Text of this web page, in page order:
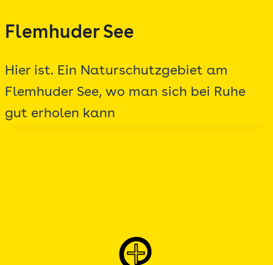
Inhalt
Flemhuder See
Hier ist. Ein Naturschutzgebiet am
Flemhuder See, wo man sich bei Ruhe
gut erholen kann